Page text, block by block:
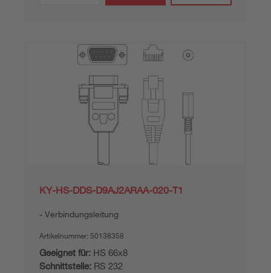
KY-HS-DDS-D9AJ2ARAA-020-T1
Verbindungsleitung
Artikelnummer: 50138358
Geeignet für: HS 66x8
Schnittstelle: RS 232